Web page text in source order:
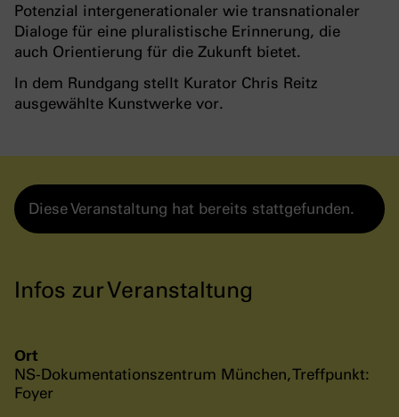
Potenzial intergenerationaler wie transnationaler
Dialoge für eine pluralistische Erinnerung, die
auch Orientierung für die Zukunft bietet.
In dem Rundgang stellt Kurator Chris Reitz
ausgewählte Kunstwerke vor.
Diese Veranstaltung hat bereits stattgefunden.
Infos zur Veranstaltung
Ort
NS-Dokumentationszentrum München, Treffpunkt:
Foyer